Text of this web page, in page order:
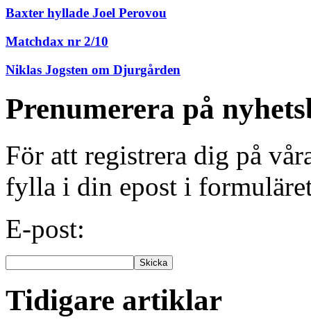
Baxter hyllade Joel Perovou
Matchdax nr 2/10
Niklas Jogsten om Djurgården
Prenumerera på
För att registrera dig på
fylla i din epost i
E-post:
Tidigare artiklar